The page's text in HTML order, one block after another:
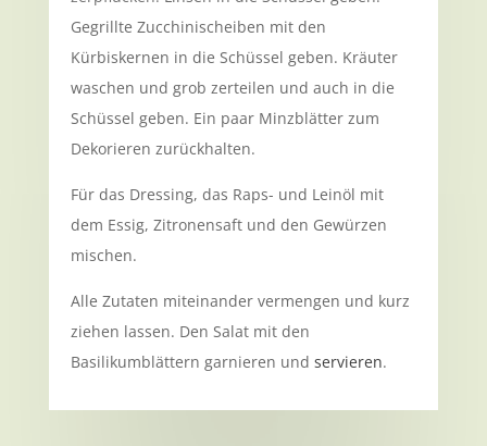
Gegrillte Zucchinischeiben mit den
Kürbiskernen in die Schüssel geben. Kräuter
waschen und grob zerteilen und auch in die
Schüssel geben. Ein paar Minzblätter zum
Dekorieren zurückhalten.
Für das Dressing, das Raps- und Leinöl mit
dem Essig, Zitronensaft und den Gewürzen
mischen.
Alle Zutaten miteinander vermengen und kurz
ziehen lassen. Den Salat mit den
Basilikumblättern garnieren und servieren.